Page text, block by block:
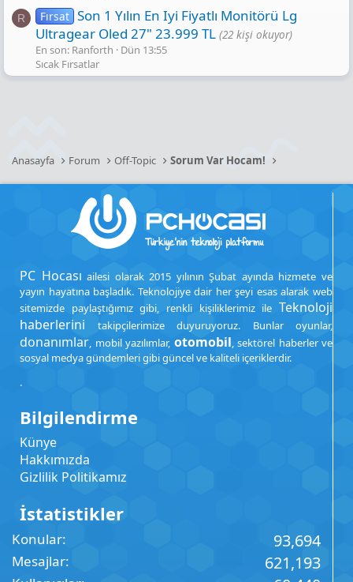
R Fırsat Son 1 Yılın En Iyi Fiyatlı Monitörü Lg
Ultragear Oled 27" 23.999 TL (22 kişi okuyor)
En son: Ranforth
Dün 13:55
Sıcak Fırsatlar
Anasayfa Forum Off-Topic Sorum Var Hocam!
PC Hocası ailesi olarak 2015 yılının Şubat ayında hizmete ve
yayın hayatına başladık. Teknolojiye dair her şeyi esas alarak web
sitemizde paylaştığımız gibi, renkli kişiliklerimiz ile Teknoloji
haberlerini takipçilerimize duyuruyoruz. Bunlar oyunlar,
donanımlar, mobil yazılımlar, otomobil, sektörel haberler ve
sosyal medya gündemleri gibi güncel ve kaliteli içeriklerdir.
.
Bilgilendirme
Künye
Hakkımızda
Gizlilik Politikamız
İstatistikler
Konular 93,694
Mesajlar 621,193